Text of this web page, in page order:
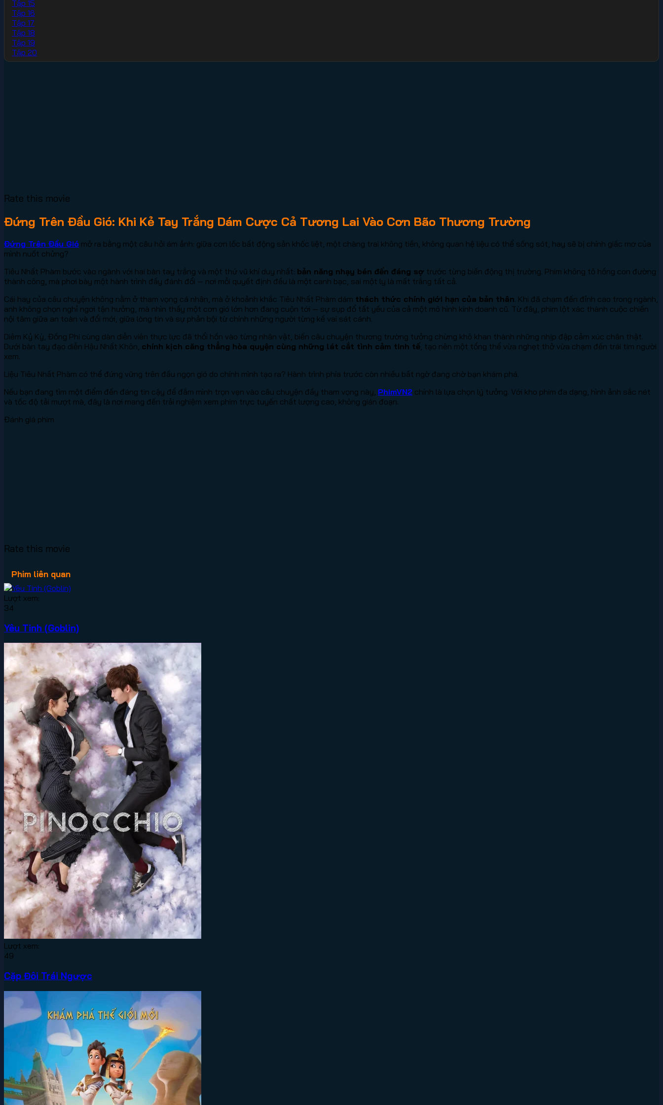
Tập 15
Tập 16
Tập 17
Tập 18
Tập 19
Tập 20
Rate this movie
Đứng Trên Đầu Gió: Khi Kẻ Tay Trắng Dám Cược Cả Tương Lai Vào Cơn Bão Thương Trường
Đứng Trên Đầu Gió mở ra bằng một câu hỏi ám ảnh: giữa cơn lốc bất động sản khốc liệt, một chàng trai không tiền, không quan hệ liệu có thể sống sót, hay sẽ bị chính giấc mơ của
mình nuốt chửng?
Tiêu Nhất Phàm bước vào ngành với hai bàn tay trắng và một thứ vũ khí duy nhất: bản năng nhạy bén đến đáng sợ trước từng biến động thị trường. Phim không tô hồng con đường
thành công, mà phơi bày một hành trình đầy đánh đổi — nơi mỗi quyết định đều là một canh bạc, sai một ly là mất trắng tất cả.
Cái hay của câu chuyện không nằm ở tham vọng cá nhân, mà ở khoảnh khắc Tiêu Nhất Phàm dám thách thức chính giới hạn của bản thân. Khi đã chạm đến đỉnh cao trong ngành,
anh không chọn nghỉ ngơi tận hưởng, mà nhìn thấy một cơn gió lớn hơn đang cuộn tới — sự sụp đổ tất yếu của cả một mô hình kinh doanh cũ. Từ đây, phim lột xác thành cuộc chiến
nội tâm giữa an toàn và đổi mới, giữa lòng tin và sự phản bội từ chính những người từng kề vai sát cánh.
Diêm Kỷ Kỳ, Đồng Phi cùng dàn diễn viên thực lực đã thổi hồn vào từng nhân vật, biến câu chuyện thương trường tưởng chừng khô khan thành những nhịp đập cảm xúc chân thật.
Dưới bàn tay đạo diễn Hậu Nhất Khôn, chính kịch căng thẳng hòa quyện cùng những lát cắt tình cảm tinh tế , tạo nên một tổng thể vừa nghẹt thở vừa chạm đến trái tim người
xem.
Liệu Tiêu Nhất Phàm có thể đứng vững trên đầu ngọn gió do chính mình tạo ra? Hành trình phía trước còn nhiều bất ngờ đang chờ bạn khám phá.
Nếu bạn đang tìm một điểm đến đáng tin cậy để đắm mình trọn vẹn vào câu chuyện đầy tham vọng này, PhimVN2 chính là lựa chọn lý tưởng. Với kho phim đa dạng, hình ảnh sắc nét
và tốc độ tải mượt mà, đây là nơi mang đến trải nghiệm xem phim trực tuyến chất lượng cao, không gián đoạn.
Đánh giá phim
Rate this movie
Phim liên quan
Lượt xem:
34
Yêu Tinh (Goblin)
Lượt xem:
49
Cặp Đôi Trái Ngược